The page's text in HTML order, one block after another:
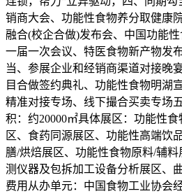
销商大会、功能性食物养分取健康
融合(校企合做)发布会、中国功能
一届一次会议、特医食物新产物发
当、参展企业和经销商渠道对接晚
目合做签约典礼、功能性食物明湖
精准对接专场、线下撮合买卖专场
积：约20000㎡具体展区：功能性
区、食药同源展区、功能性高端饮
膳/烘焙展区、功能性食物原料/辅
测仪器及包拆加工设备分析展区、
费用从办单元：中国食物工业协会